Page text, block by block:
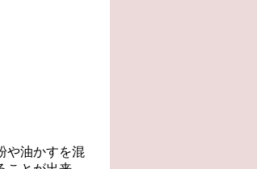
や油かすを混